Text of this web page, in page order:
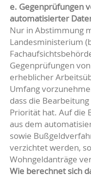
e. Gegenprüfungen
automatisierter
Nur in Abstimmung
Landesministerium
Gegenprüfungen
erheblicher
Umfang
dass die
Priorität hat. Auf die
aus dem
sowie
verzichtet werden,
Wohngeldanträge
Wie berechnet sich